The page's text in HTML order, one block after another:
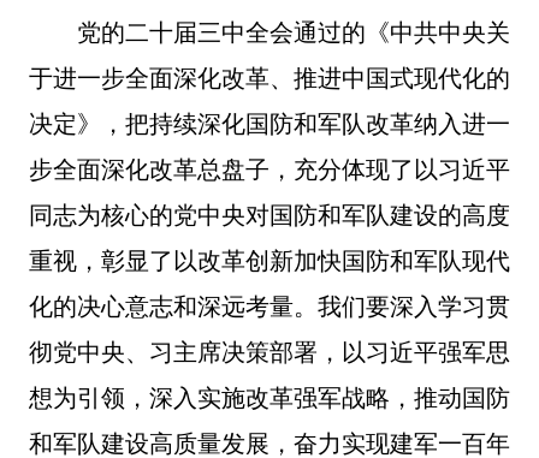
党的二十届三中全会通过的《中共中央关
于进一步全面深化改革、推进中国式现代化的
决定》，把持续深化国防和军队改革纳入进一
步全面深化改革总盘子，充分体现了以习近平
同志为核心的党中央对国防和军队建设的高度
重视，彰显了以改革创新加快国防和军队现代
化的决心意志和深远考量。我们要深入学习贯
彻党中央、习主席决策部署，以习近平强军思
想为引领，深入实施改革强军战略，推动国防
和军队建设高质量发展，奋力实现建军一百年